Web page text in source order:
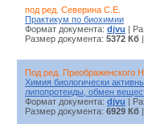
под ред. Северина С.Е.
Практикум по биохимии
Формат документа: djvu |
Размер документа: 5372 Кб
Под ред. Преображенского
Химия биологически
липопротеиды, обмен
Формат документа: djvu |
Размер документа: 6929 Кб